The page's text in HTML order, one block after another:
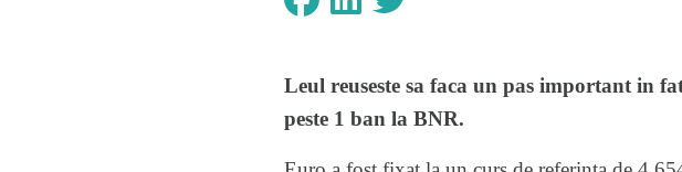
Leul reuseste sa faca un pas important in
peste 1 ban la BNR.